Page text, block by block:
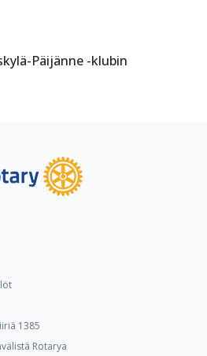
Päijänne -klubin
1385
Rotarya